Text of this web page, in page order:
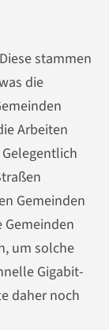
stammen
die
Arbeiten
Gemeinden
Gemeinden
um solche
Gigabit-
daher noch